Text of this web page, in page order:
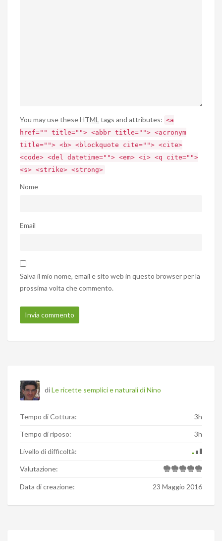
You may use theseHTML tags and attributes: <a
href="" title=""> <abbr title=""> <acronym
title=""> <b> <blockquote cite=""> <cite>
<code> <del datetime=""> <em> <i> <q cite="">
<s> <strike> <strong>
Nome
Email
Salva il mio nome, email e sito web in questo browser per la
prossima volta che commento.
diLe ricette semplici e naturali di Nino
Tempo di Cottura: 3h
Tempo di riposo: 3h
Livello di difficoltà:
Valutazione:
Data di creazione: 23 Maggio 2016